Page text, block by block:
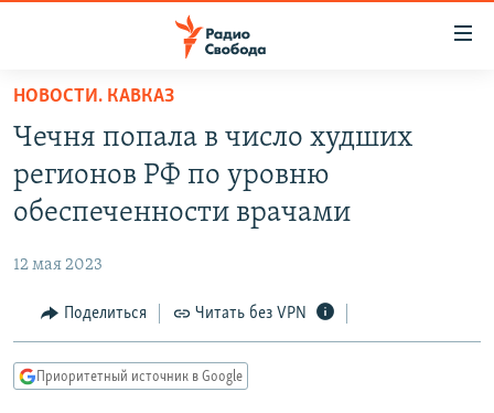
упрощенного
доступа
основному
Вернутся
Вернутся
АВТОРСКИЕ ПРОЕКТЫ
МНЕНИЯ
КУЛЬТУРА
КАВКАЗ.РЕАЛИИ
НОВОСТИ. КАВКАЗ
Чечня попала в число худших
регионов РФ по уровню
обеспеченности врачами
12 мая 2023
Поделиться Читать без VPN
Приоритетный источник в Google